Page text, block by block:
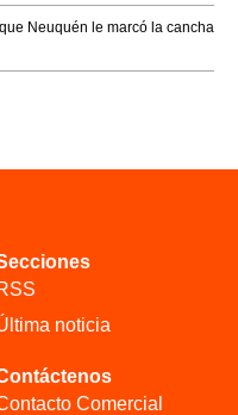
Neuquén le marcó la cancha
noticia
Comercial